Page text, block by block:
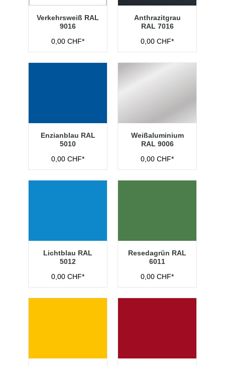
Verkehrsweiß RAL
9016
0,00 CHF*
Anthrazitgrau
RAL 7016
0,00 CHF*
Enzianblau RAL
5010
0,00 CHF*
Weißaluminium
RAL 9006
0,00 CHF*
Lichtblau RAL
5012
0,00 CHF*
Resedagrün RAL
6011
0,00 CHF*